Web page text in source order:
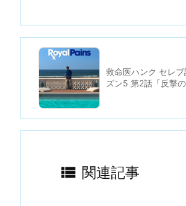
救命医ハンク セレ
ズン5 第2話「反撃
 関連記事